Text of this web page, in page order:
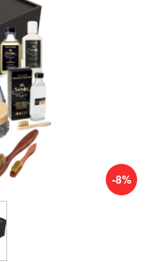
-8%